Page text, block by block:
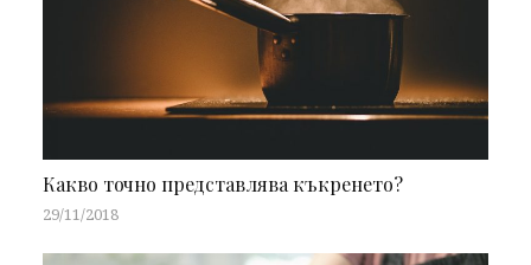
Какво точно представлява къкренето?
29/11/2018